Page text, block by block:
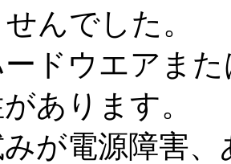
んでした。
ドウエアま
あります。
が電源障害